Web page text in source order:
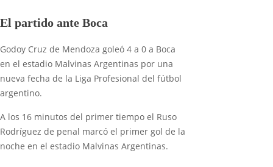
El partido ante Boca
Godoy Cruz de Mendoza goleó 4 a 0 a Boca
en el estadio Malvinas Argentinas por una
nueva fecha de la Liga Profesional del fútbol
argentino.
A los 16 minutos del primer tiempo el Ruso
Rodríguez de penal marcó el primer gol de la
noche en el estadio Malvinas Argentinas.